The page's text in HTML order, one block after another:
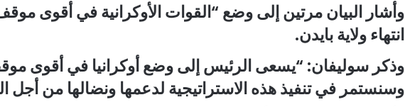
وأشار البيان مرتين إلى وضع “القوات الأوكرانية في أقوى
انتهاء ولاية بايدن.
وذكر سوليفان: “يسعى الرئيس إلى وضع أوكرانيا في أقوى
وسنستمر في تنفيذ هذه الاستراتيجية لدعمها ونضالها من أجل